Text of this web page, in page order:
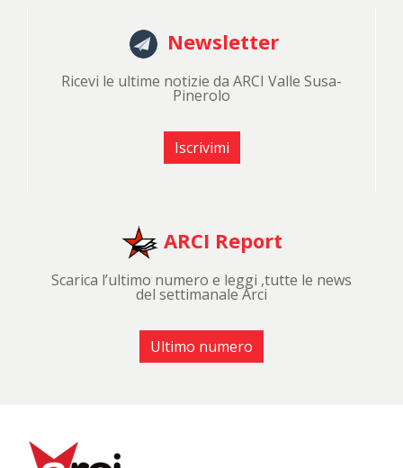
Newsletter
Ricevi le ultime notizie da ARCI Valle Susa-
Pinerolo
Iscrivimi
ARCI Report
Scarica l’ultimo numero e leggi ,tutte le news
del settimanale Arci
Ultimo numero